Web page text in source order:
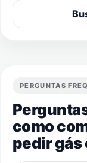
PERGUNTAS
como
pedir gás